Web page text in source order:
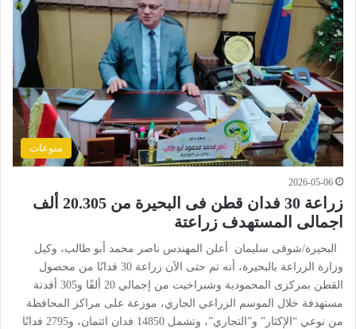
منوعات
2026-05-06
زراعة 30 فدان قطن فى البحيرة من 20.305 ألف
اجمالى المستهدف زراعتة
البحيرة/شوقى سليمان أعلن المهندس ناصر محمد أبو طالب، وكيل
وزارة الزراعة بالبحيرة، أنه تم حتى الآن زراعة 30 فدانًا من محصول
القطن بمركزى المحمودية وشبراخيت من إجمالي 20 ألفًا و305 أفدنة
مستهدفة خلال الموسم الزراعي الجاري، موزعة على مراكز المحافظة
من نوعي “الإكثار” و”التجاري”، وتشمل 14850 فدان ائتمان، و2795 فدانًا